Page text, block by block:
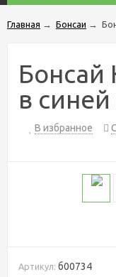
Главная → Бонсаи →
Бонсай
в
В избранное
Артикул: б00734